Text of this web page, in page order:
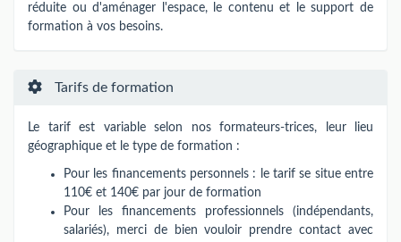
réduite ou d'aménager l'espace, le contenu et le support de
formation à vos besoins.
Tarifs de formation
Le tarif est variable selon nos formateurs-trices​,​​ leur lieu
géographique et le type de formation :
Pour les financements personnels : le tarif se situe entre
110€ et 140€ par jour de formation
Pour les financements professionnels (indépendants,
salariés), merci de bien vouloir prendre contact avec